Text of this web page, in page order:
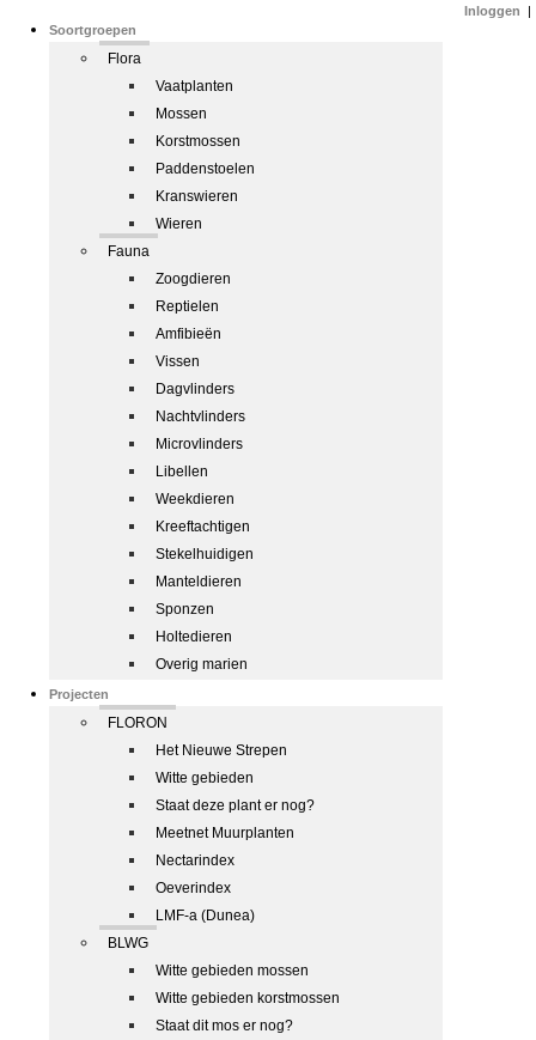
Soortgroepen
Flora
Vaatplanten
Mossen
Korstmossen
Paddenstoelen
Kranswieren
Wieren
Fauna
Zoogdieren
Reptielen
Amfibieën
Vissen
Dagvlinders
Nachtvlinders
Microvlinders
Libellen
Weekdieren
Kreeftachtigen
Stekelhuidigen
Manteldieren
Sponzen
Holtedieren
Overig marien
Projecten
FLORON
Het Nieuwe Strepen
Witte gebieden
Staat deze plant er nog?
Meetnet Muurplanten
Nectarindex
Oeverindex
LMF-a (Dunea)
BLWG
Witte gebieden mossen
Witte gebieden korstmossen
Staat dit mos er nog?
Inloggen |